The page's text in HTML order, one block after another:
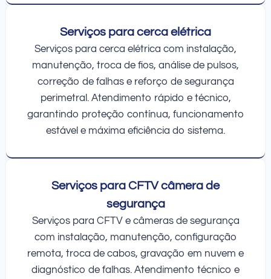
Serviços para cerca elétrica
Serviços para cerca elétrica com instalação,
manutenção, troca de fios, análise de pulsos,
correção de falhas e reforço de segurança
perimetral. Atendimento rápido e técnico,
garantindo proteção contínua, funcionamento
estável e máxima eficiência do sistema.
Serviços para CFTV câmera de
segurança
Serviços para CFTV e câmeras de segurança
com instalação, manutenção, configuração
remota, troca de cabos, gravação em nuvem e
diagnóstico de falhas. Atendimento técnico e